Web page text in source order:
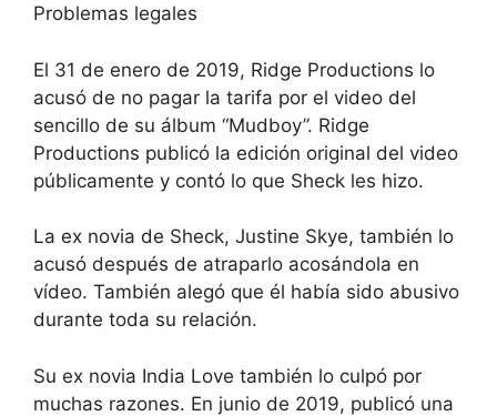
Problemas legales
El 31 de enero de 2019, Ridge Productions lo
acusó de no pagar la tarifa por el video del
sencillo de su álbum “Mudboy”. Ridge
Productions publicó la edición original del video
públicamente y contó lo que Sheck les hizo.
La ex novia de Sheck, Justine Skye, también lo
acusó después de atraparlo acosándola en
vídeo. También alegó que él había sido abusivo
durante toda su relación.
Su ex novia India Love también lo culpó por
muchas razones. En junio de 2019, publicó una